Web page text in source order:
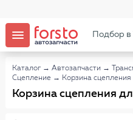
Подбор
Каталог → Автозапчасти →
Сцепление → Корзина сцепления
Корзина сцепления